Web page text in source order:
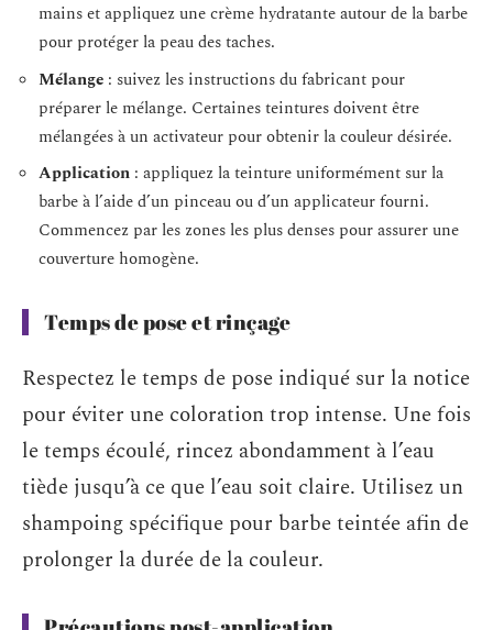
mains et appliquez une crème hydratante autour de la barbe
pour protéger la peau des taches.
Mélange : suivez les instructions du fabricant pour
préparer le mélange. Certaines teintures doivent être
mélangées à un activateur pour obtenir la couleur désirée.
Application : appliquez la teinture uniformément sur la
barbe à l’aide d’un pinceau ou d’un applicateur fourni.
Commencez par les zones les plus denses pour assurer une
couverture homogène.
Temps de pose et rinçage
Respectez le temps de pose indiqué sur la notice
pour éviter une coloration trop intense. Une fois
le temps écoulé, rincez abondamment à l’eau
tiède jusqu’à ce que l’eau soit claire. Utilisez un
shampoing spécifique pour barbe teintée afin de
prolonger la durée de la couleur.